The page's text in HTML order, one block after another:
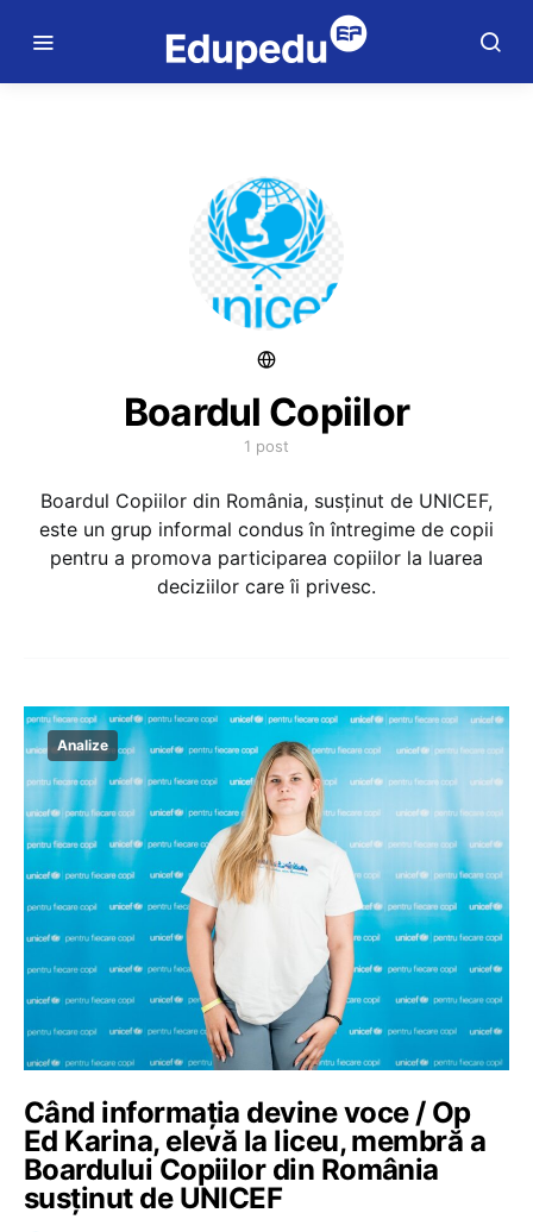
Boardul Copiilor
1 post
Boardul Copiilor din România, susținut de UNICEF,
este un grup informal condus în întregime de copii
pentru a promova participarea copiilor la luarea
deciziilor care îi privesc.
Analize
Când informația devine voce / Op
Ed Karina, elevă la liceu, membră a
Boardului Copiilor din România
susținut de UNICEF